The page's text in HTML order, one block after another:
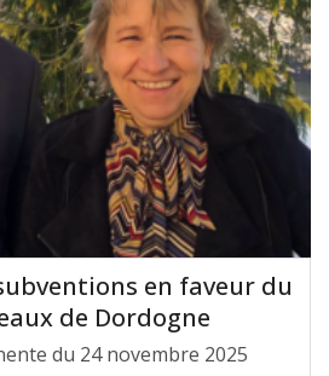
en faveur du
de Dordogne
du 24 novembre 2025